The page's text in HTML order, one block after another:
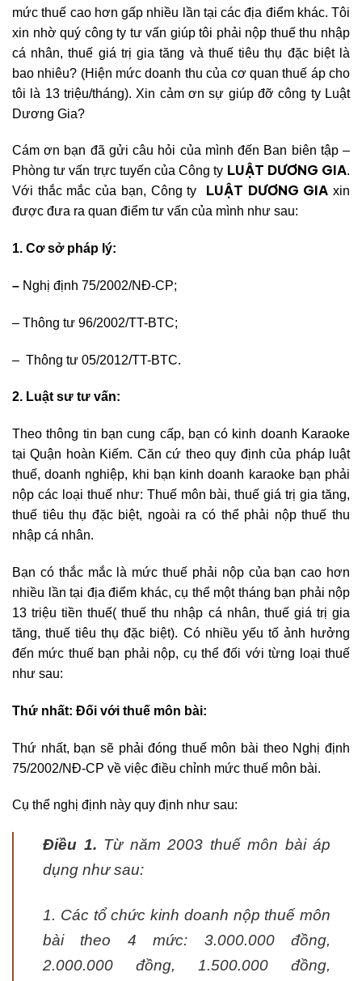
mức thuế cao hơn gấp nhiều lần tại các địa điểm khác. Tôi
xin nhờ quý công ty tư vấn giúp tôi phải nộp thuế thu nhập
cá nhân, thuế giá trị gia tăng và thuế tiêu thụ đặc biệt là
bao nhiêu? (Hiện mức doanh thu của cơ quan thuế áp cho
tôi là 13 triệu/tháng). Xin cảm ơn sự giúp đỡ công ty Luật
Dương Gia?
Cám ơn bạn đã gửi câu hỏi của mình đến Ban biên tập –
Phòng tư vấn trực tuyến của Công ty LUẬT DƯƠNG GIA.
Với thắc mắc của bạn, Công ty
LUẬT DƯƠNG GIAxin
được đưa ra quan điểm tư vấn của mình như sau:
1. Cơ sở pháp lý:
– Nghị định 75/2002/NĐ-CP;
– Thông tư 96/2002/TT-BTC;
– Thông tư 05/2012/TT-BTC.
2. Luật sư tư vấn:
Theo thông tin bạn cung cấp, bạn có kinh doanh Karaoke
tại Quận hoàn Kiếm. Căn cứ theo quy định của pháp luật
thuế, doanh nghiệp, khi bạn kinh doanh karaoke bạn phải
nộp các loại thuế như: Thuế môn bài, thuế giá trị gia tăng,
thuế tiêu thụ đặc biệt, ngoài ra có thể phải nộp thuế thu
nhập cá nhân.
Bạn có thắc mắc là mức thuế phải nộp của bạn cao hơn
nhiều lần tại địa điểm khác, cụ thể một tháng bạn phải nộp
13 triệu tiền thuế( thuế thu nhập cá nhân, thuế giá trị gia
tăng, thuế tiêu thụ đặc biệt). Có nhiều yếu tố ảnh hưởng
đến mức thuế bạn phải nộp, cụ thể đối với từng loại thuế
như sau:
Thứ nhất: Đối với thuế môn bài:
Thứ nhất, bạn sẽ phải đóng thuế môn bài theo Nghị định
75/2002/NĐ-CP về việc điều chỉnh mức thuế môn bài.
Cụ thể nghị định này quy định như sau:
Điều 1. Từ năm 2003 thuế môn bài áp
dụng như sau:
1. Các tổ chức kinh doanh nộp thuế môn
bài theo 4 mức: 3.000.000 đồng,
2.000.000 đồng, 1.500.000 đồng,